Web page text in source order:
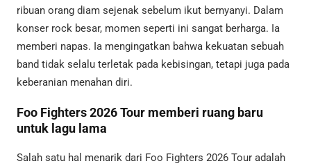
ribuan orang diam sejenak sebelum ikut bernyanyi. Dalam
konser rock besar, momen seperti ini sangat berharga. Ia
memberi napas. Ia mengingatkan bahwa kekuatan sebuah
band tidak selalu terletak pada kebisingan, tetapi juga pada
keberanian menahan diri.
Foo Fighters 2026 Tour memberi ruang baru
untuk lagu lama
Salah satu hal menarik dari Foo Fighters 2026 Tour adalah